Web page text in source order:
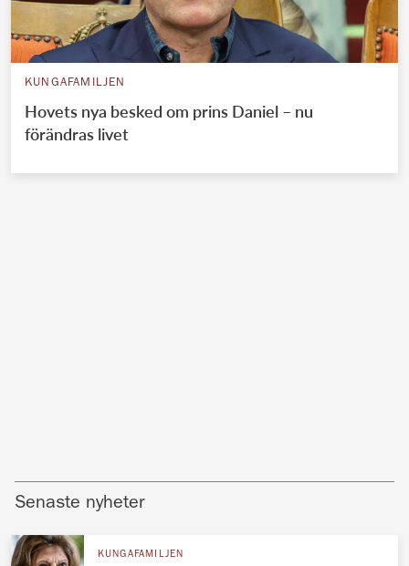
KUNGAFAMILJEN
Hovets nya besked om prins Daniel – nu
förändras livet
Senaste nyheter
KUNGAFAMILJEN